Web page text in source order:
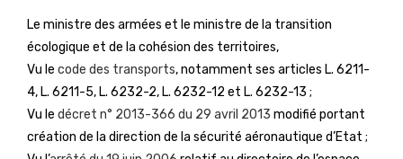
Le ministre des armées et le ministre de la transition
écologique et de la cohésion des territoires,
Vu le code des transports, notamment ses articles L. 6211-
4, L. 6211-5, L. 6232-2, L. 6232-12 et L. 6232-13 ;
Vu le décret n° 2013-366 du 29 avril 2013 modifié portant
création de la direction de la sécurité aéronautique d’Etat ;